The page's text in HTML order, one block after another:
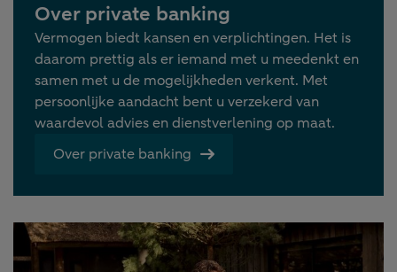
Over private banking
Vermogen biedt kansen en verplichtingen. Het is
daarom prettig als er iemand met u meedenkt en
samen met u de mogelijkheden verkent. Met
persoonlijke aandacht bent u verzekerd van
waardevol advies en dienstverlening op maat.
Over private banking